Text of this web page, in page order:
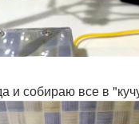
и собираю все в